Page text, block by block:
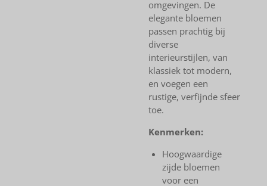
omgevingen. De
elegante bloemen
passen prachtig bij
diverse
interieurstijlen, van
klassiek tot modern,
en voegen een
rustige, verfijnde sfeer
toe.
Kenmerken:
Hoogwaardige
zijde bloemen
voor een